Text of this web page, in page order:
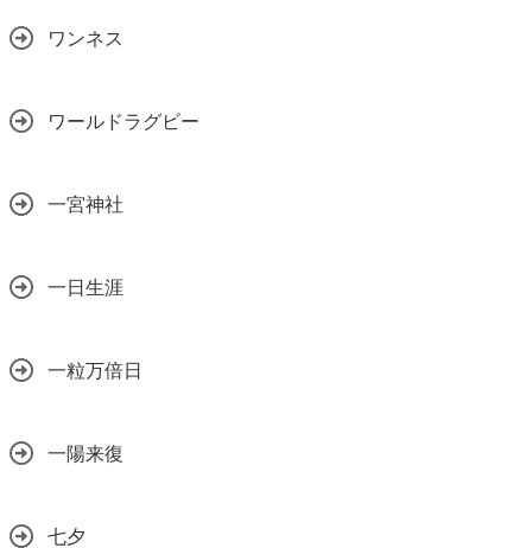
ワンネス
ワールドラグビー
一宮神社
一日生涯
一粒万倍日
一陽来復
七夕